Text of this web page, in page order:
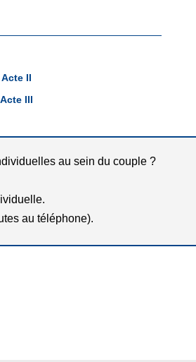
II
III
au sein du couple ?
au téléphone).